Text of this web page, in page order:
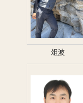
俎波